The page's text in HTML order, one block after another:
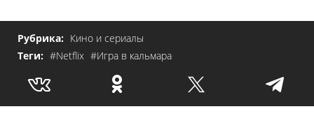
Рубрика: Кино и сериалы
Теги: #Netflix #Игра в кальмара